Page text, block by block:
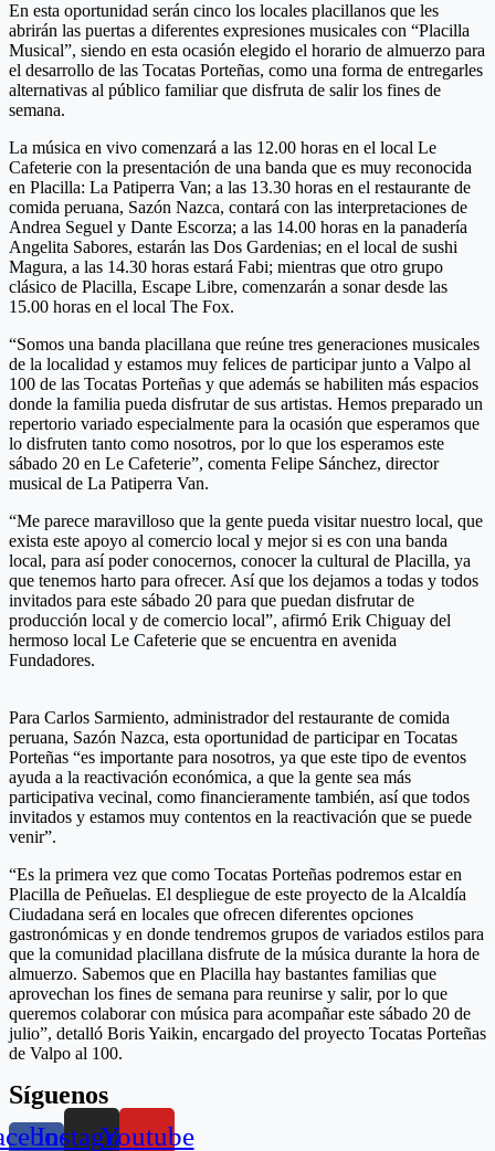
En esta oportunidad serán cinco los locales placillanos que les
abrirán las puertas a diferentes expresiones musicales con “Placilla
Musical”, siendo en esta ocasión elegido el horario de almuerzo para
el desarrollo de las Tocatas Porteñas, como una forma de entregarles
alternativas al público familiar que disfruta de salir los fines de
semana.
La música en vivo comenzará a las 12.00 horas en el local Le
Cafeterie con la presentación de una banda que es muy reconocida
en Placilla: La Patiperra Van; a las 13.30 horas en el restaurante de
comida peruana, Sazón Nazca, contará con las interpretaciones de
Andrea Seguel y Dante Escorza; a las 14.00 horas en la panadería
Angelita Sabores, estarán las Dos Gardenias; en el local de sushi
Magura, a las 14.30 horas estará Fabi; mientras que otro grupo
clásico de Placilla, Escape Libre, comenzarán a sonar desde las
15.00 horas en el local The Fox.
“Somos una banda placillana que reúne tres generaciones musicales
de la localidad y estamos muy felices de participar junto a Valpo al
100 de las Tocatas Porteñas y que además se habiliten más espacios
donde la familia pueda disfrutar de sus artistas. Hemos preparado un
repertorio variado especialmente para la ocasión que esperamos que
lo disfruten tanto como nosotros, por lo que los esperamos este
sábado 20 en Le Cafeterie”, comenta Felipe Sánchez, director
musical de La Patiperra Van.
“Me parece maravilloso que la gente pueda visitar nuestro local, que
exista este apoyo al comercio local y mejor si es con una banda
local, para así poder conocernos, conocer la cultural de Placilla, ya
que tenemos harto para ofrecer. Así que los dejamos a todas y todos
invitados para este sábado 20 para que puedan disfrutar de
producción local y de comercio local”, afirmó Erik Chiguay del
hermoso local Le Cafeterie que se encuentra en avenida
Fundadores.
Para Carlos Sarmiento, administrador del restaurante de comida
peruana, Sazón Nazca, esta oportunidad de participar en Tocatas
Porteñas “es importante para nosotros, ya que este tipo de eventos
ayuda a la reactivación económica, a que la gente sea más
participativa vecinal, como financieramente también, así que todos
invitados y estamos muy contentos en la reactivación que se puede
venir”.
“Es la primera vez que como Tocatas Porteñas podremos estar en
Placilla de Peñuelas. El despliegue de este proyecto de la Alcaldía
Ciudadana será en locales que ofrecen diferentes opciones
gastronómicas y en donde tendremos grupos de variados estilos para
que la comunidad placillana disfrute de la música durante la hora de
almuerzo. Sabemos que en Placilla hay bastantes familias que
aprovechan los fines de semana para reunirse y salir, por lo que
queremos colaborar con música para acompañar este sábado 20 de
julio”, detalló Boris Yaikin, encargado del proyecto Tocatas Porteñas
de Valpo al 100.
Síguenos
InstagramYoutube